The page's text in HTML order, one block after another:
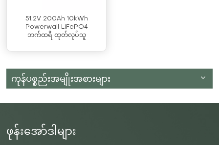
51.2V 200Ah 10kWh
Powerwall LiFePO4
ဘက်ထရီ ထုတ်လုပ်သူ
ကုန်ပစ္စည်းအမျိုးအစားများ
ဖုန်းအော်ဒါများ